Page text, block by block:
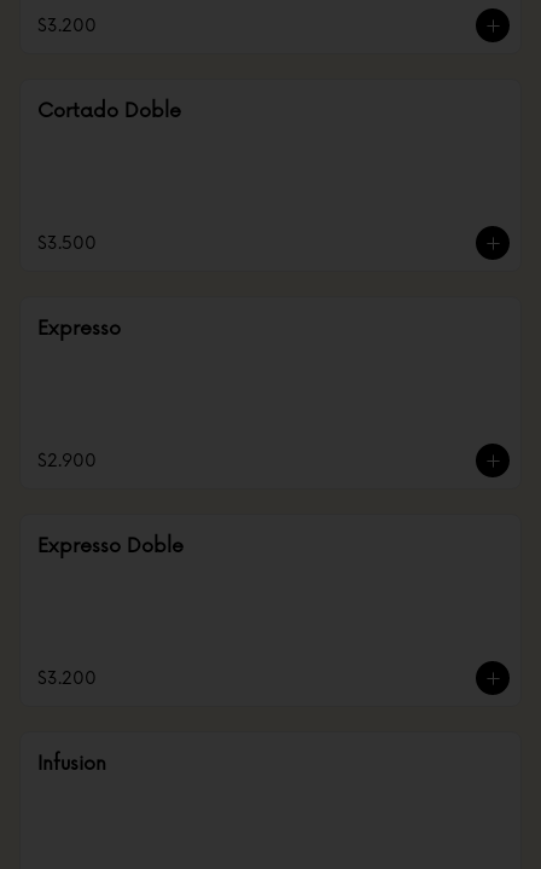
$3.200
Cortado Doble
$3.500
Expresso
$2.900
Expresso Doble
$3.200
Infusion